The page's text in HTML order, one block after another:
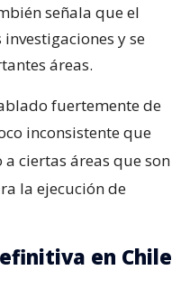
señala que el
y se
áreas.
fuertemente de
inconsistente que
ciertas áreas que son
la ejecución de
en Chile